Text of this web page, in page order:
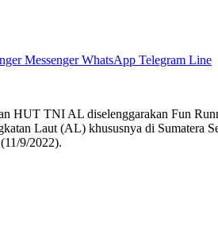
Messenger WhatsApp Telegram Line
TNI AL diselenggarakan Fun
Laut (AL) khususnya di Sumatera
9/2022).